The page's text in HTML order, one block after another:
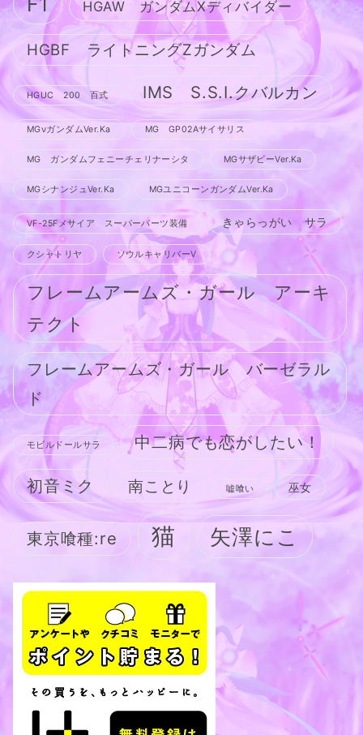
HGAW ガンダムXディバイダー
HGBF ライトニングZガンダム
HGUC 200 百式 IMS S.S.I.クバルカン
MGνガンダムVer.Ka MG GP02Aサイサリス
MG ガンダムフェニーチェリナーシタ MGサザビーVer.Ka
MGシナンジュVer.Ka MGユニコーンガンダムVer.Ka
VF-25Fメサイア スーパーパーツ装備 きゃらっがい サラ
クシャトリヤ ソウルキャリバーV
フレームアームズ・ガール アーキ
テクト
フレームアームズ・ガール バーゼラル
ド
モビルドールサラ 中二病でも恋がしたい！
初音ミク 南ことり 嘘喰い 巫女
東京喰種:re 猫 矢澤にこ